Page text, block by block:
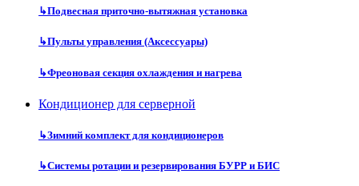
↳Подвесная приточно-вытяжная установка
↳Пульты управления (Аксессуары)
↳Фреоновая секция охлаждения и нагрева
Кондиционер для серверной
↳Зимний комплект для кондиционеров
↳Системы ротации и резервирования БУРР и БИС